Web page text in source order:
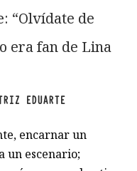
“Olvídate de
era fan de Lina
EDUARTE
encarnar un
un escenario;